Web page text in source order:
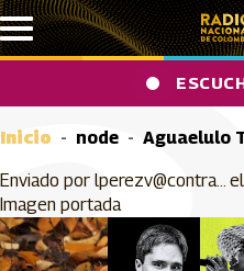
Pasar al contenido principal
Inicio node Aguaelulo
Enviado por lperezv@contra… el
Imagen portada